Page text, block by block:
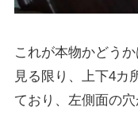
これが本物かどう
見る限り、上下4カ
ており、左側面の